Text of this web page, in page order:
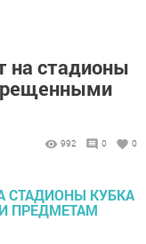
на стадионы
992 0 0